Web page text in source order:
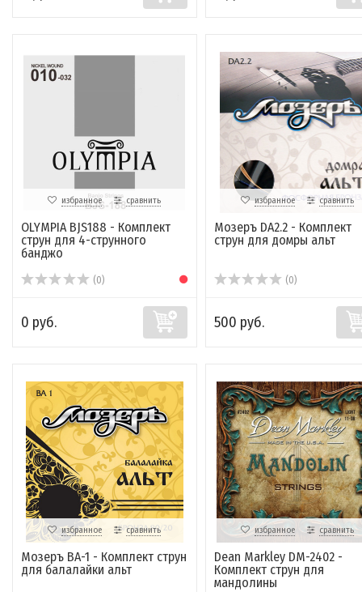
избранное сравнить
OLYMPIA BJS188 - Комплект
струн для 4-струнного
банджо
(0)
0 руб.
избранное сравнить
Мозеръ DA2.2 - Комплект
струн для домры альт
(0)
500 руб.
избранное сравнить
Мозеръ BA-1 - Комплект струн
для балалайки альт
избранное сравнить
Dean Markley DM-2402 -
Комплект струн для
мандолины